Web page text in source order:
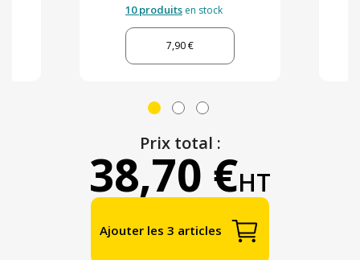
10 produits en stock
7,90 €
Prix total :
38,70 €HT
Ajouter les 3 articles